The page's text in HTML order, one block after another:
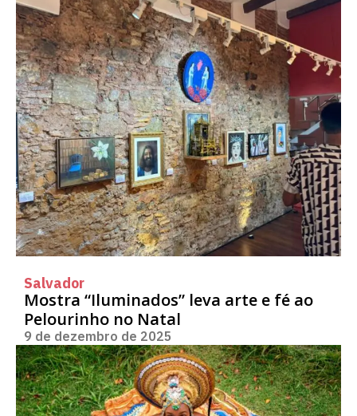
Salvador
Mostra “Iluminados” leva arte e fé ao
Pelourinho no Natal
9 de dezembro de 2025